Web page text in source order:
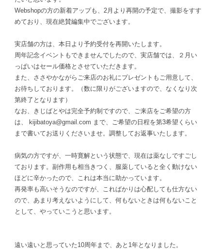
Webshopの方の新着アップも、2月より再開の予定で、撮影をすす
めており、現在絶賛編集中でございます。
実店舗の方は、本日より予約受付を再開いたします。
周年記念イベントもできませんでしたので、実店舗では、２月い
っぱいはセール価格とさせていただきます。
また、ささやかながらご来店のお礼にプレゼントもご用意して、
お待ちしております。（数に限りがございますので、なくなり次
第終了となります）
なお、きじばとやは完全予約制ですので、ご来店をご希望の方
は、
kijibatoya@gmail.com まで、ご希望の日程を第3希望くらい
まで書いてお送りくださいませ。調整してお返事いたします。
病気の方ですが、一時寛解という状態で、現在は薬なしですごし
ております。副作用も相当きつく、服薬していると全く動けない
ほどに辛かったので、これは本当に助かっています。
再発率も高いそうなのですが、こればかりは心配しても仕方ない
ので、あまり考えないようにして、何もないときは何もないこと
として、やっていこうと思います。
遠い遠いと思っていた10周年まで、あと1年となりました。